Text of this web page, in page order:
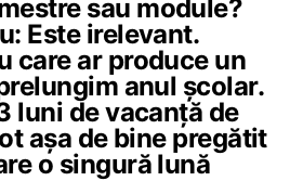
sau module?
Este irelevant.
care ar produce un
anul școlar.
luni de vacanță de
așa de bine pregătit
o singură lună